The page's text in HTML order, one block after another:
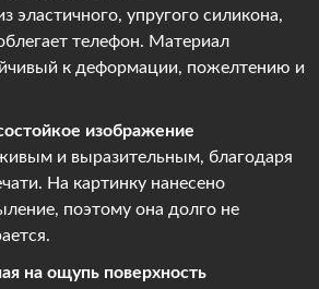
упругого силикона,
телефон. Материал
к деформации, пожелтению и
изображение
и выразительным, благодаря
На картинку нанесено
поэтому она долго не
на ощупь поверхность